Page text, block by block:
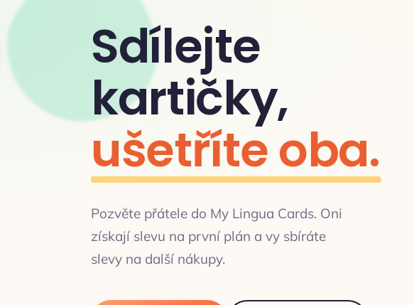
Sdílejte
kartičky,
ušetříte oba.
Pozvěte přátele do My Lingua Cards. Oni
získají slevu na první plán a vy sbíráte
slevy na další nákupy.